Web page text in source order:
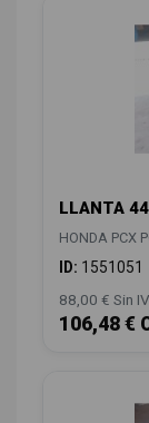
LLANTA
HONDA PCX
ID: 1551051
88,00 € Sin
106,48 €